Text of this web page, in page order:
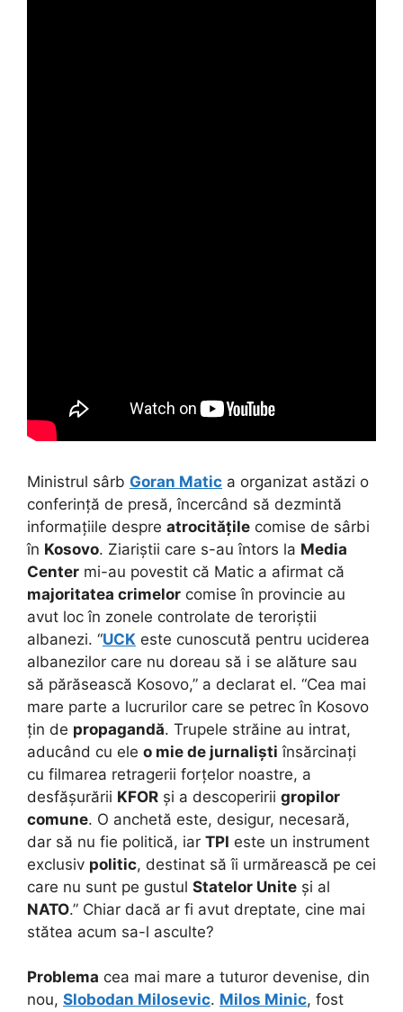
Ministrul sârb Goran Matic a organizat astăzi o
conferință de presă, încercând să dezmintă
informațiile despre atrocitățile comise de sârbi
în Kosovo. Ziariștii care s-au întors la Media
Center mi-au povestit că Matic a afirmat că
majoritatea crimelor comise în provincie au
avut loc în zonele controlate de teroriștii
albanezi. “UCK este cunoscută pentru uciderea
albanezilor care nu doreau să i se alăture sau
să părăsească Kosovo,” a declarat el. “Cea mai
mare parte a lucrurilor care se petrec în Kosovo
țin de propagandă. Trupele străine au intrat,
aducând cu ele o mie de jurnaliști însărcinați
cu filmarea retragerii forțelor noastre, a
desfășurării KFOR și a descoperirii gropilor
comune. O anchetă este, desigur, necesară,
dar să nu fie politică, iar TPI este un instrument
exclusiv politic, destinat să îi urmărească pe cei
care nu sunt pe gustul Statelor Unite și al
NATO.” Chiar dacă ar fi avut dreptate, cine mai
stătea acum sa-l asculte?
Problema cea mai mare a tuturor devenise, din
nou, Slobodan Milosevic. Milos Minic, fost